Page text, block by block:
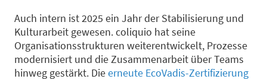
Auch intern ist 2025 ein Jahr der Stabilisierung und
Kulturarbeit gewesen.coliquio hat seine
Organisationsstrukturen weiterentwickelt, Prozesse
modernisiert und die Zusammenarbeit über Teams
hinweg gestärkt. Dieerneute EcoVadis-Zertifizierung